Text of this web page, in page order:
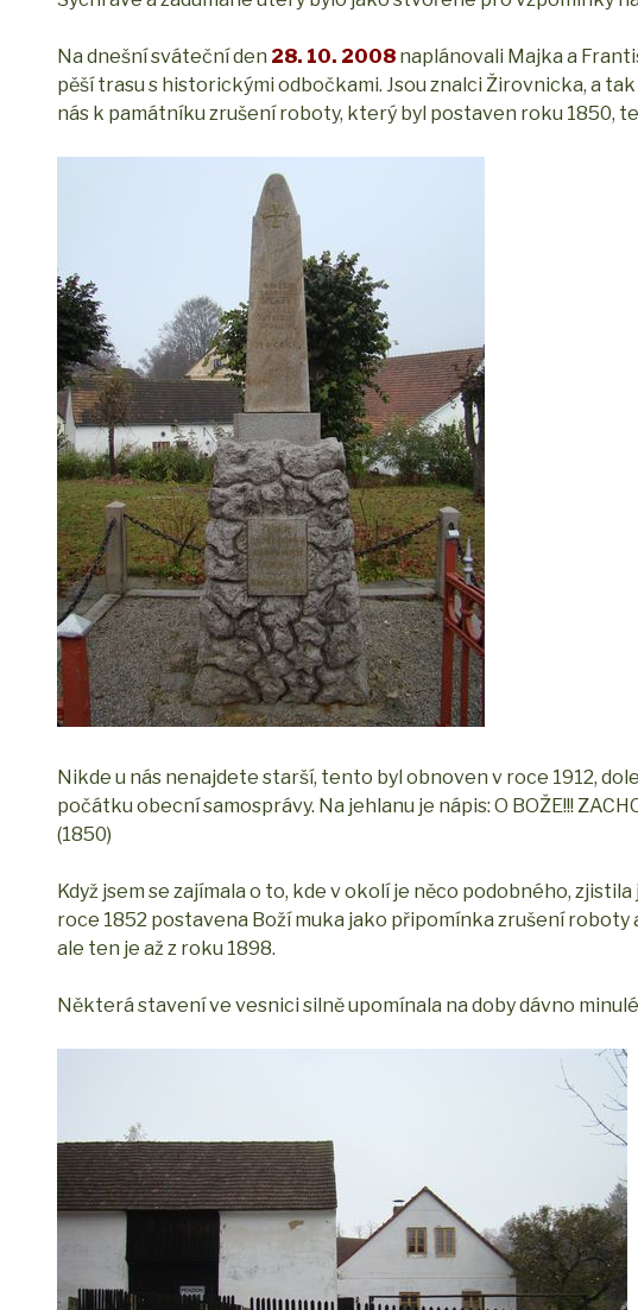
Na dnešní sváteční den 28. 10. 2008 naplánovali Majka a
pěší trasu s historickými odbočkami. Jsou znalci Žirovnicka, a
nás k památníku zrušení roboty, který byl postaven roku 1850,
Nikde u nás nenajdete starší, tento byl obnoven v roce 1912,
počátku obecní samosprávy. Na jehlanu je nápis: O BOŽE!!!
(1850)
Když jsem se zajímala o to, kde v okolí je něco podobného,
roce 1852 postavena Boží muka jako připomínka zrušení roboty
ale ten je až z roku 1898.
Některá stavení ve vesnici silně upomínala na doby dávno